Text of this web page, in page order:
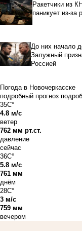
Ракетчики из
паникует из-за
До них начало
Залужный
Россией
Погода в Новочеркасске
подробный прогноз
35C°
4.8 м/с
ветер
762 мм рт.ст.
давление
сейчас
36C°
5.8 м/с
761 мм
днём
28C°
3 м/с
759 мм
вечером